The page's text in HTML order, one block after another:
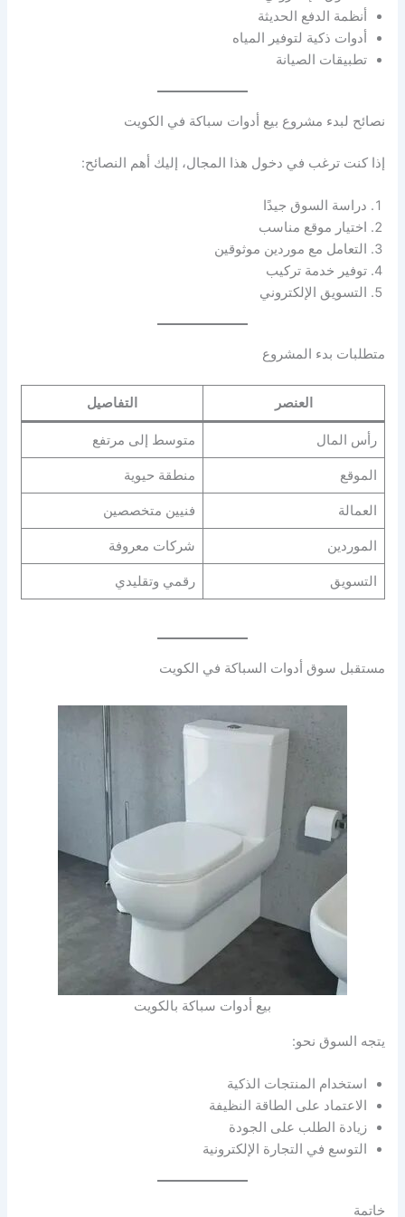
أنظمة الدفع الحديثة
أدوات ذكية لتوفير المياه
تطبيقات الصيانة
نصائح لبدء مشروع بيع أدوات سباكة في الكويت
إذا كنت ترغب في دخول هذا المجال، إليك أهم النصائح:
دراسة السوق جيدًا
اختيار موقع مناسب
التعامل مع موردين موثوقين
توفير خدمة تركيب
التسويق الإلكتروني
متطلبات بدء المشروع
العنصر التفاصيل
رأس المال متوسط إلى مرتفع
الموقع منطقة حيوية
العمالة فنيين متخصصين
الموردين شركات معروفة
التسويق رقمي وتقليدي
مستقبل سوق أدوات السباكة في الكويت
بيع أدوات سباكة بالكويت
يتجه السوق نحو:
استخدام المنتجات الذكية
الاعتماد على الطاقة النظيفة
زيادة الطلب على الجودة
التوسع في التجارة الإلكترونية
خاتمة